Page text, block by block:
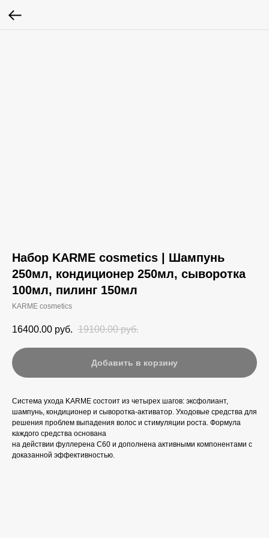
Набор KARME cosmetics | Шампунь
250мл, кондиционер 250мл, сыворотка
100мл, пилинг 150мл
KARME cosmetics
16400.00 руб. 19100.00 руб.
Добавить в корзину
Система ухода KARME состоит из четырех шагов: эксфолиант,
шампунь, кондиционер и сыворотка-активатор. Уходовые средства для
решения проблем выпадения волос и стимуляции роста. Формула
каждого средства основана
на действии фуллерена C60 и дополнена активными компонентами с
доказанной эффективностью.